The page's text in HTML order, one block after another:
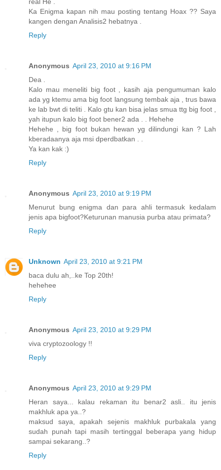
Ka Enigma kapan nih mau posting tentang Hoax ?? Saya
kangen dengan Analisis2 hebatnya .
Reply
Anonymous April 23, 2010 at 9:16 PM
Dea .
Kalo mau meneliti big foot , kasih aja pengumuman kalo
ada yg ktemu ama big foot langsung tembak aja , trus bawa
ke lab bwt di teliti . Kalo gtu kan bisa jelas smua ttg big foot ,
yah itupun kalo big foot bener2 ada . . Hehehe
Hehehe , big foot bukan hewan yg dilindungi kan ? Lah
kberadaanya aja msi dperdbatkan . .
Ya kan kak :)
Reply
Anonymous April 23, 2010 at 9:19 PM
Menurut bung enigma dan para ahli termasuk kedalam
jenis apa bigfoot?Keturunan manusia purba atau primata?
Reply
Unknown April 23, 2010 at 9:21 PM
baca dulu ah,..ke Top 20th!
hehehee
Reply
Anonymous April 23, 2010 at 9:29 PM
viva cryptozoology !!
Reply
Anonymous April 23, 2010 at 9:29 PM
Heran saya... kalau rekaman itu benar2 asli.. itu jenis
makhluk apa ya..?
maksud saya, apakah sejenis makhluk purbakala yang
sudah punah tapi masih tertinggal beberapa yang hidup
sampai sekarang..?
Reply